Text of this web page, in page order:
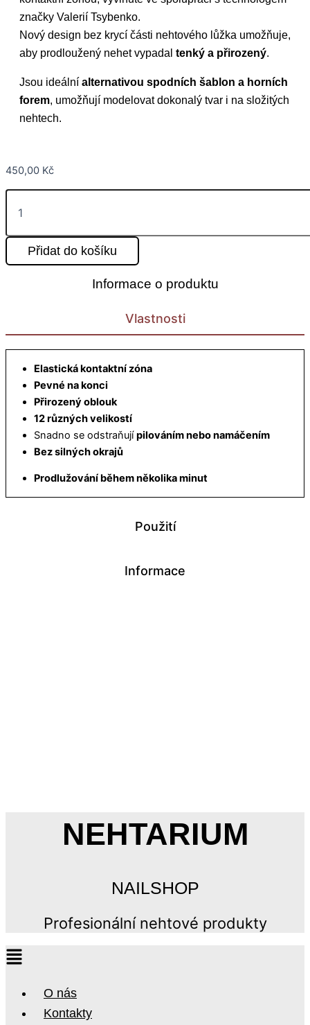
značky Valerií Tsybenko.
Nový design bez krycí části nehtového lůžka umožňuje,
aby prodloužený nehet vypadal tenký a přirozený.
Jsou ideální alternativou spodních šablon a horních
forem, umožňují modelovat dokonalý tvar i na složitých
nehtech.
450,00 Kč
Přidat do košíku
Informace o produktu
Vlastnosti
Použití
Informace
Elastická kontaktní zóna
Pevné na konci
Přirozený oblouk
12 různých velikostí
Snadno se odstraňujípilováním nebo namáčením
Bez silných okrajů
Prodlužování během několika minut
NEHTARIUM
NAILSHOP
Profesionální nehtové produkty
O nás
Kontakty